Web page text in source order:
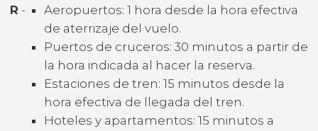
R -
Aeropuertos: 1 hora desde la hora efectiva
de aterrizaje del vuelo.
Puertos de cruceros: 30 minutos a partir de
la hora indicada al hacer la reserva.
Estaciones de tren: 15 minutos desde la
hora efectiva de llegada del tren.
Hoteles y apartamentos: 15 minutos a